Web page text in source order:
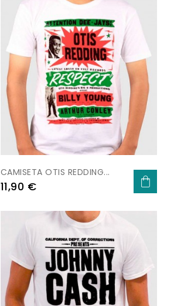
CAMISETA OTIS REDDING...
Preu
11,90 €